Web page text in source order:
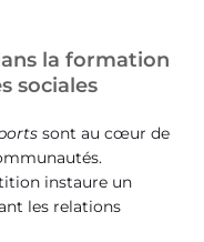
la formation
sociales
sont au cœur de
instaure un
les relations